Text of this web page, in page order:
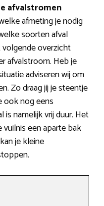
afvalstromen
afmeting je nodig
soorten afval
volgende overzicht
afvalstroom. Heb je
adviseren wij om
Zo draag jij je steentje
ook nog eens
is namelijk vrij duur. Het
een aparte bak
je kleine